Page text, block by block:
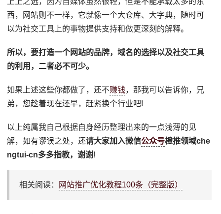
西，网站则不一样，它就像一个大仓库、大字典，随时可
以为社交工具上的事物提供支持和做更深刻的解释。
所以，要打造一个网站的品牌，域名的选择以及社交工具
的利用，二者必不可少。
如果上述这些你都做了，还不赚钱，那我可以告诉你，兄
弟，您趁着现在还早，赶紧换个行业吧!
以上纯属我自己根据自身经历整理出来的一点浅薄的见
解，如有谬误之处，还请大家加入微信公众号橙推领域che
ngtui-cn多多指教，谢谢!
相关阅读： 网站推广优化教程100条（完整版）